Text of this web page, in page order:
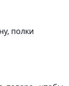
полки